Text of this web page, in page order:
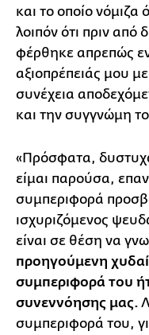
και το οποίο νόμιζα
λοιπόν ότι πριν από
φέρθηκε απρεπώς
αξιοπρέπειάς μου
συνέχεια
και την συγγνώμη
«Πρόσφατα,
είμαι παρούσα,
συμπεριφορά
ισχυριζόμενος
είναι σε θέση να
προηγούμενη
συμπεριφορά του
συνεννόησης μας.
συμπεριφορά του,